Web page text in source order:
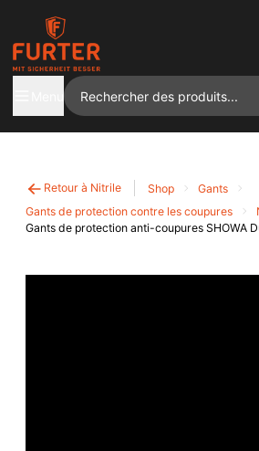
Retour à Nitrile Shop
Gants
Gants de protection contre les coupures
Gants de protection anti-coupures SHOWA